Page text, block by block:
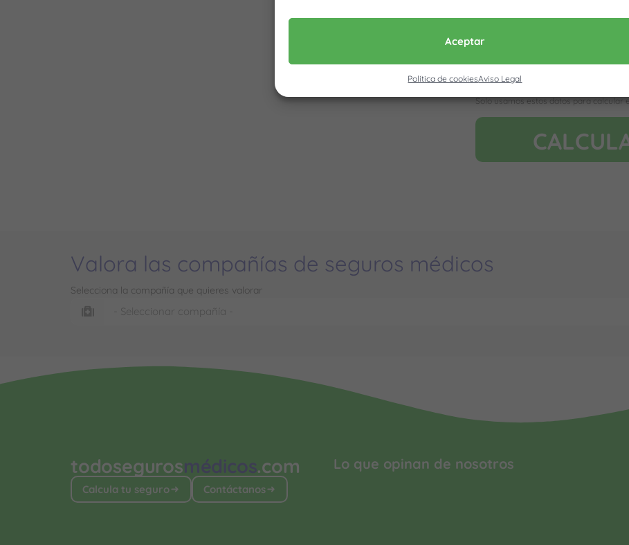
Aceptar
Política de cookiesAviso Legal
Móvil (Enviamos resultados vía
Acepto la nota legal y RGPD
Solo usamos estos datos para calcular
Valora las compañías de seguros médicos
Selecciona la compañía que quieres valorar
todosegurosmédicos.com
Calcula tu seguro Contáctanos
Lo que opinan de nosotros